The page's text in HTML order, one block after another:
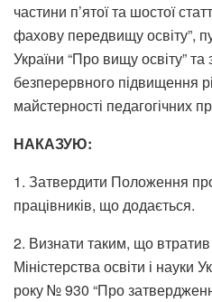
частини п’ятої та шостої
фахову передвищу освіту”,
України “Про вищу освіту”
безперервного підвищення
майстерності педагогічних
НАКАЗУЮ:
1. Затвердити Положення
працівників, що додається.
2. Визнати таким, що втратив
Міністерства освіти і науки
року № 930 “Про